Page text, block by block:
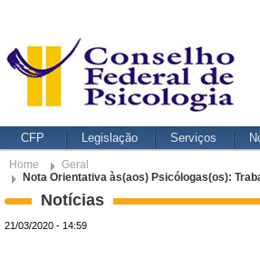
CFP Legislação Serviços
Home
Geral
Nota Orientativa às(aos) Psicólogas(os):
Notícias
21/03/2020 - 14:59